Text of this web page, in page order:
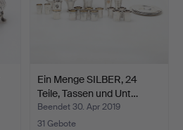
Ein Menge SILBER, 24
Teile, Tassen und Unt…
Beendet 30. Apr 2019
31 Gebote